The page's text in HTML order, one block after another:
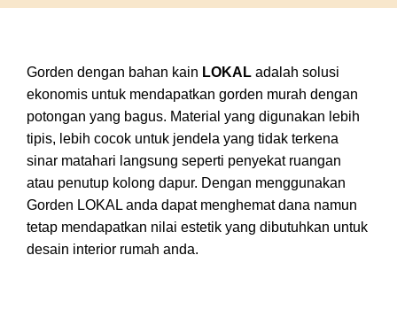
Gorden dengan bahan kain LOKAL adalah solusi
ekonomis untuk mendapatkan gorden murah dengan
potongan yang bagus. Material yang digunakan lebih
tipis, lebih cocok untuk jendela yang tidak terkena
sinar matahari langsung seperti penyekat ruangan
atau penutup kolong dapur. Dengan menggunakan
Gorden LOKAL anda dapat menghemat dana namun
tetap mendapatkan nilai estetik yang dibutuhkan untuk
desain interior rumah anda.